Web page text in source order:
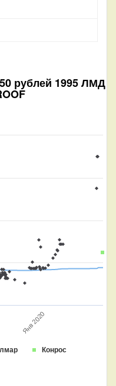
50 рублей 1995 ЛМД
Конрос
Янв 2020